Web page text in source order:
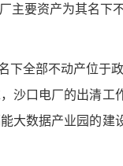
主要资产为其名下
全部不动产位
沙口电厂的出清工
数据产业园的